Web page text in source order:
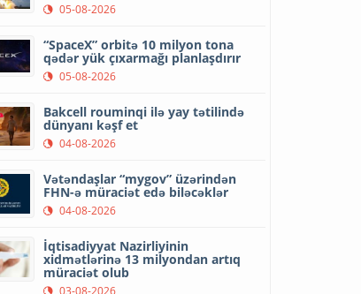
05-08-2026
“SpaceX” orbitə 10 milyon tona
qədər yük çıxarmağı planlaşdırır
05-08-2026
Bakcell rouminqi ilə yay tətilində
dünyanı kəşf et
04-08-2026
Vətəndaşlar “mygov” üzərindən
FHN-ə müraciət edə biləcəklər
04-08-2026
İqtisadiyyat Nazirliyinin
xidmətlərinə 13 milyondan artıq
müraciət olub
03-08-2026